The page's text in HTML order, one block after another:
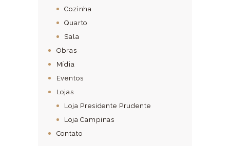
Cozinha
Quarto
Sala
Obras
Mídia
Eventos
Lojas
Loja Presidente Prudente
Loja Campinas
Contato